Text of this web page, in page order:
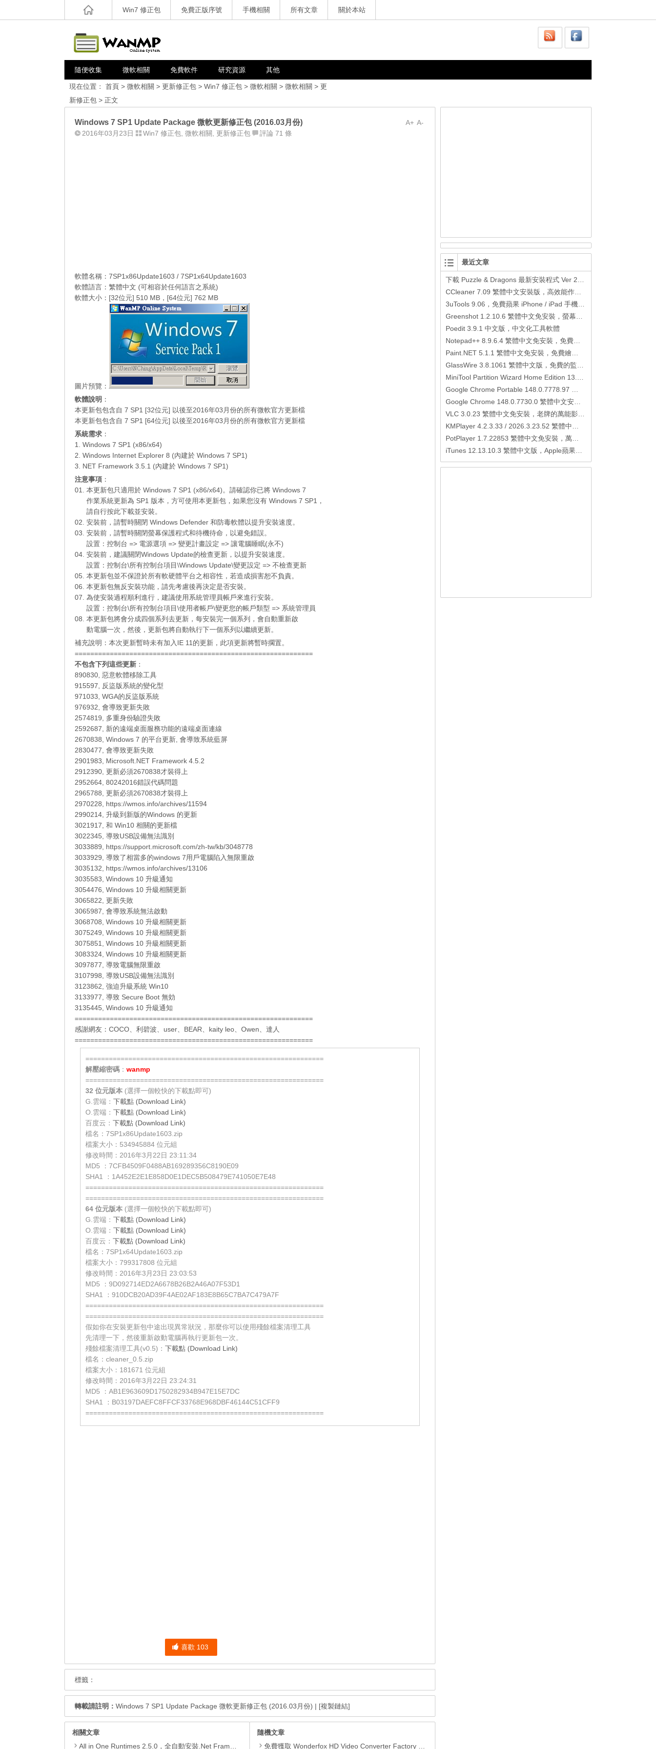
Win7 修正包 免費正版序號 手機相關 所有文章 關於本站
隨便收集 微軟相關 免費軟件 研究資源 其他
現在位置： 首頁 > 微軟相關 > 更新修正包 > Win7 修正包 > 微軟相關 > 微軟相關 > 更
新修正包 > 正文
A-
A+
Windows 7 SP1 Update Package 微軟更新修正包 (2016.03月份)
2016年03月23日 Win7 修正包 微軟相關 更新修正包 評論 71 條
軟體名稱：7SP1x86Update1603 / 7SP1x64Update1603
軟體語言：繁體中文 (可相容於任何語言之系統)
軟體大小：[32位元] 510 MB，[64位元] 762 MB
圖片預覽：
軟體說明 ：
本更新包包含自 7 SP1 [32位元] 以後至2016年03月份的所有微軟官方更新檔
本更新包包含自 7 SP1 [64位元] 以後至2016年03月份的所有微軟官方更新檔
系統需求 ：
1. Windows 7 SP1 (x86/x64)
2. Windows Internet Explorer 8 (內建於 Windows 7 SP1)
3. NET Framework 3.5.1 (內建於 Windows 7 SP1)
注意事項 ：
01. 本更新包只適用於 Windows 7 SP1 (x86/x64)。請確認你已將 Windows 7
作業系統更新為 SP1 版本，方可使用本更新包，如果您沒有 Windows 7 SP1 ，
請自行按此下載並安裝。
02. 安裝前，請暫時關閉 Windows Defender 和防毒軟體以提升安裝速度。
03. 安裝前，請暫時關閉螢幕保護程式和待機待命，以避免錯誤。
設置：控制台 => 電源選項 => 變更計畫設定 => 讓電腦睡眠(永不)
04. 安裝前，建議關閉Windows Update的檢查更新，以提升安裝速度。
設置：控制台\所有控制台項目\Windows Update\變更設定 => 不檢查更新
05. 本更新包並不保證於所有軟硬體平台之相容性，若造成損害恕不負責。
06. 本更新包無反安裝功能，請先考慮後再決定是否安裝。
07. 為使安裝過程順利進行，建議使用系統管理員帳戶來進行安裝。
設置：控制台\所有控制台項目\使用者帳戶\變更您的帳戶類型 => 系統管理員
08. 本更新包將會分成四個系列去更新，每安裝完一個系列，會自動重新啟
動電腦一次，然後，更新包將自動執行下一個系列以繼續更新。
補充說明：本次更新暫時未有加入IE 11的更新，此項更新將暫時擱置。
=============================================================
不包含下列這些更新 ：
890830, 惡意軟體移除工具
915597, 反盜版系統的變化型
971033, WGA的反盜版系統
976932, 會導致更新失敗
2574819, 多重身份驗證失敗
2592687, 新的遠端桌面服務功能的遠端桌面連線
2670838, Windows 7 的平台更新, 會導致系統藍屏
2830477, 會導致更新失敗
2901983, Microsoft.NET Framework 4.5.2
2912390, 更新必須2670838才裝得上
2952664, 80242016錯誤代碼問題
2965788, 更新必須2670838才裝得上
2970228, https://wmos.info/archives/11594
2990214, 升級到新版的Windows 的更新
3021917, 和 Win10 相關的更新檔
3022345, 導致USB設備無法識別
3033889, https://support.microsoft.com/zh-tw/kb/3048778
3033929, 導致了相當多的windows 7用戶電腦陷入無限重啟
3035132, https://wmos.info/archives/13106
3035583, Windows 10 升級通知
3054476, Windows 10 升級相關更新
3065822, 更新失敗
3065987, 會導致系統無法啟動
3068708, Windows 10 升級相關更新
3075249, Windows 10 升級相關更新
3075851, Windows 10 升級相關更新
3083324, Windows 10 升級相關更新
3097877, 導致電腦無限重啟
3107998, 導致USB設備無法識別
3123862, 強迫升級系統 Win10
3133977, 導致 Secure Boot 無効
3135445, Windows 10 升級通知
=============================================================
感謝網友： COCO 利碧波 user BEAR kaity leo Owen
達人
=============================================================
=============================================================
解壓縮密碼： wanmp
=============================================================
32 位元版本(選擇一個較快的下載點即可)
G.雲端： 下載點 (Download Link)
O.雲端： 下載點 (Download Link)
百度云： 下載點 (Download Link)
檔名：7SP1x86Update1603.zip
檔案大小：534945884 位元組
修改時間：2016年3月22日 23:11:34
MD5 ：7CFB4509F0488AB169289356C8190E09
SHA1 ：1A452E2E1E858D0E1DEC5B508479E741050E7E48
=============================================================
=============================================================
64 位元版本(選擇一個較快的下載點即可)
G.雲端： 下載點 (Download Link)
O.雲端： 下載點 (Download Link)
百度云： 下載點 (Download Link)
檔名：7SP1x64Update1603.zip
檔案大小：799317808 位元組
修改時間：2016年3月23日 23:03:53
MD5 ：9D092714ED2A6678B26B2A46A07F53D1
SHA1 ：910DCB20AD39F4AE02AF183E8B65C7BA7C479A7F
=============================================================
=============================================================
假如你在安裝更新包中途出現異常狀況，那麼你可以使用殘餘檔案清理工具
先清理一下，然後重新啟動電腦再執行更新包一次。
殘餘檔案清理工具(v0.5)： 下載點 (Download Link)
檔名：cleaner_0.5.zip
檔案大小：181671 位元組
修改時間：2016年3月22日 23:24:31
MD5 ：AB1E963609D1750282934B947E15E7DC
SHA1 ：B03197DAEFC8FFCF33768E968DBF46144C51CFF9
=============================================================
喜歡 103
標籤：
轉載請註明： Windows 7 SP1 Update Package 微軟更新修正包 (2016.03月份) | [複製鏈結]
相關文章
All in One Runtimes 2.5.0，全自動安裝.Net Framework、Visual C++、DirectX、Flash Player、JRE
隨機文章
免費獲取 Wonderfox HD Video Converter Factory Pro 3 正版序號
最近文章
Poedit 3.9.1 中文版，中文化工具軟體